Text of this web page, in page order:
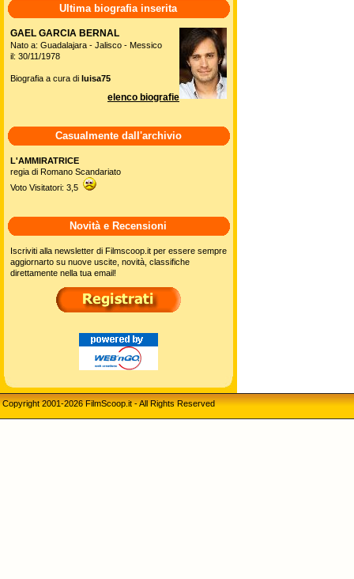
Ultima biografia inserita
GAEL GARCIA BERNAL
Nato a: Guadalajara - Jalisco - Messico
il: 30/11/1978
Biografia a cura di luisa75
elenco biografie
Casualmente dall'archivio
L'AMMIRATRICE
regia di Romano Scandariato
Voto Visitatori: 3,5
Novità e Recensioni
Iscriviti alla newsletter di Filmscoop.it per essere sempre
aggiornarto su nuove uscite, novità, classifiche
direttamente nella tua email!
Copyright 2001-2026 FilmScoop.it - All Rights Reserved